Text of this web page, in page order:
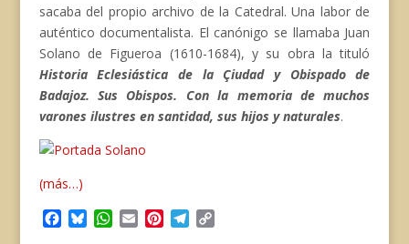
sacaba del propio archivo de la Catedral. Una labor de
auténtico documentalista. El canónigo se llamaba Juan
Solano de Figueroa (1610-1684), y su obra la tituló
Historia Eclesiástica de la Çiudad y Obispado de
Badajoz. Sus Obispos. Con la memoria de muchos
varones ilustres en santidad, sus hijos y naturales.
(más…)
W